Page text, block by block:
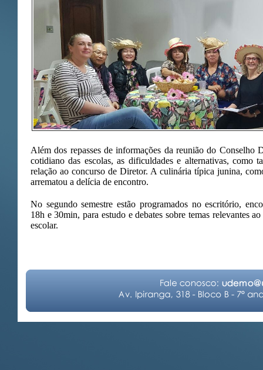
Além dos repasses de informações da reunião do Conselho
cotidiano das escolas, as dificuldades e alternativas, como
relação ao concurso de Diretor. A culinária típica junina,
arrematou a delícia de encontro.
No segundo semestre estão programados no escritório,
18h e 30min, para estudo e debates sobre temas relevantes
escolar.